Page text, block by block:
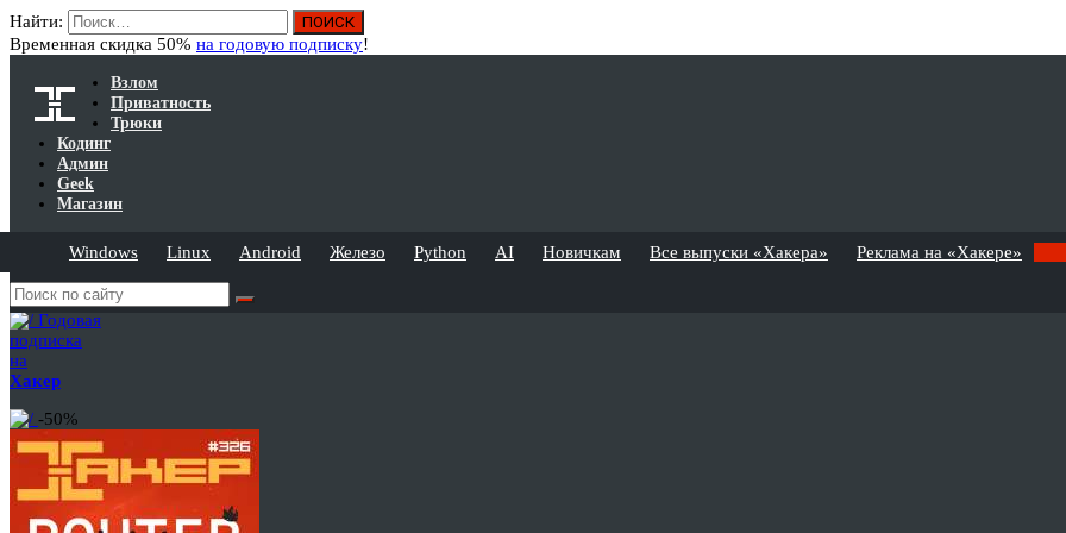
Найти:
Временная скидка 50% на годовую подписку!
Взлом
Приватность
Трюки
Кодинг
Админ
Geek
Магазин
Windows Linux Android Железо Python AI Новичкам Все выпуски «Хакера» Реклама на «Хакере»
Годовая
подписка
на
Хакер
-50%